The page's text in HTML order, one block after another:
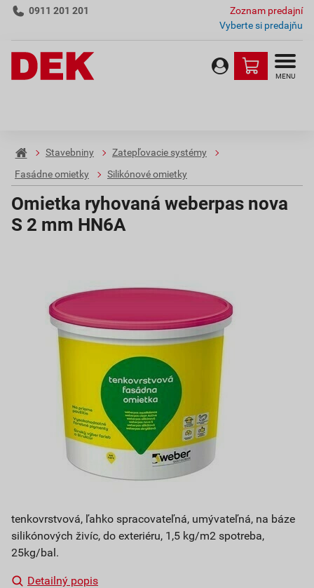
0911 201 201
Zoznam predajní
Vyberte si predajňu
MENU
Stavebniny
Zatepľovacie systémy
Fasádne omietky
Silikónové omietky
Omietka ryhovaná weberpas nova
S 2 mm HN6A
tenkovrstvová, ľahko spracovateľná, umývateľná, na báze
silikónových živíc, do exteriéru, 1,5 kg/m2 spotreba,
25kg/bal.
Detailný popis